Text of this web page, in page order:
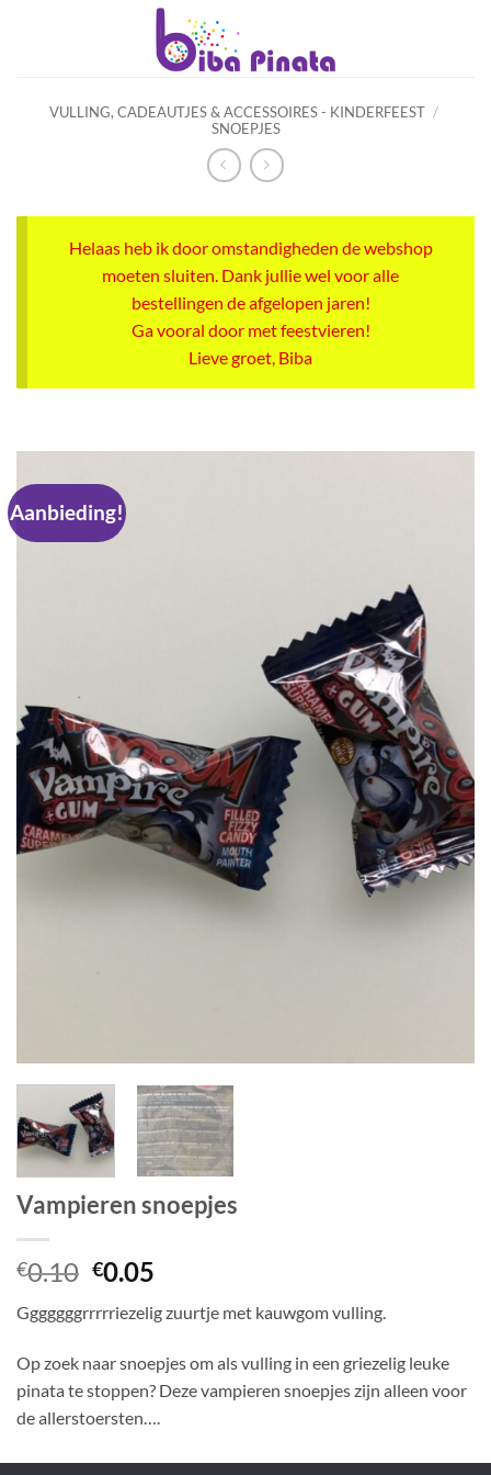
VULLING, CADEAUTJES & ACCESSOIRES - KINDERFEEST /
SNOEPJES
Helaas heb ik door omstandigheden de webshop
moeten sluiten. Dank jullie wel voor alle
bestellingen de afgelopen jaren!
Ga vooral door met feestvieren!
Lieve groet, Biba
Aanbieding!
Vampieren snoepjes
€0.10 Oorspronkelijke
was:
€0.05
is:
€0.05.
Gggggggrrrrriezelig zuurtje met kauwgom vulling.
Op zoek naar snoepjes om als vulling in een griezelig leuke
pinata te stoppen? Deze vampieren snoepjes zijn alleen voor
de allerstoersten….